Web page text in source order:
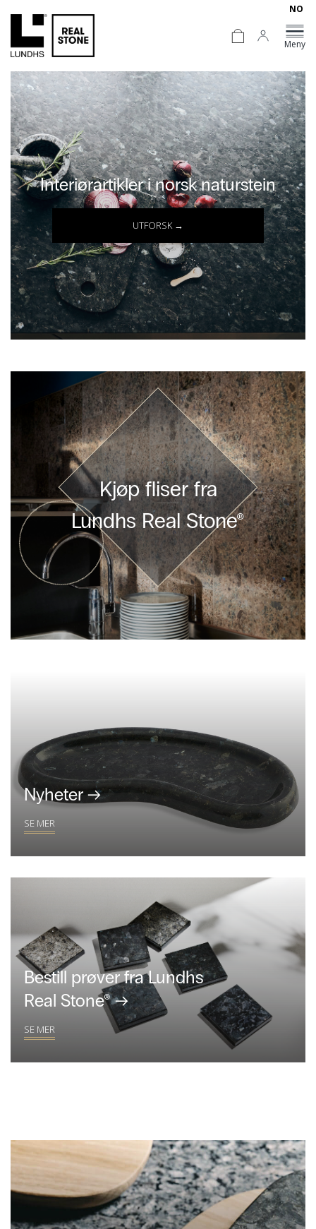
NO
Meny
Interiørartikler i norsk naturstein
UTFORSK →
Kjøp fliser fra
Lundhs Real Stone®
Nyheter →
SE MER
Bestill prøver fra Lundhs
Real Stone® →
SE MER